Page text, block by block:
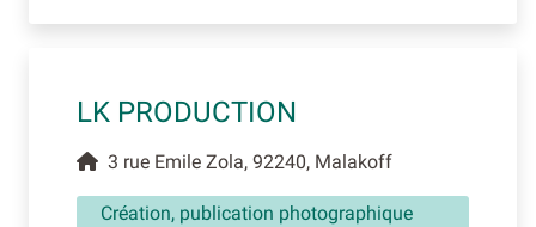
LK PRODUCTION
3 rue Emile Zola, 92240, Malakoff
Création, publication photographique